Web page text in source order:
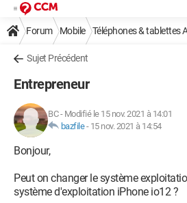
Forum Mobile Téléphones & tablettes
Sujet Précédent
Entrepreneur
BC- Modifié le 15 nov. 2021 à 14:01
bazfile- 15 nov. 2021 à 14:54
Bonjour,
Peut on changer le système
système d'exploitation iPhone io12 ?